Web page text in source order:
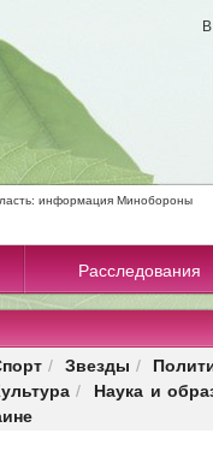
информация Минобороны
Расследования
/ Звезды /
/ Наука и